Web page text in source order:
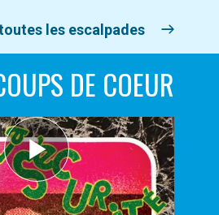
les escalpades
DE COEUR